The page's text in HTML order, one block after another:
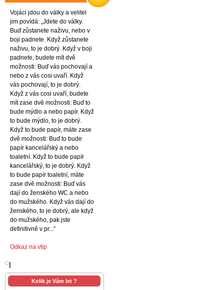
Vojáci jdou do války a velitel
jim povídá: „Jdete do války.
Buď zůstanete naživu, nebo v
boji padnete. Když zůstanete
naživu, to je dobrý. Když v boji
padnete, budete mít dvě
možnosti: Buď vás pochovají a
nebo z vás cosi uvaří. Když
vás pochovají, to je dobrý.
Když z vás cosi uvaří, budete
mít zase dvě možnosti: Buď to
bude mýdlo a nebo papír. Když
to bude mýdlo, to je dobrý.
Když to bude papír, máte zase
dvě možnosti: Buď to bude
papír kancelářský a nebo
toaletní. Když to bude papír
kancelářský, to je dobrý. Když
to bude papír toaletní, máte
zase dvě možnosti: Buď vás
dají do ženského WC a nebo
do mužského. Když vás dají do
ženského, to je dobrý, ale když
do mužského, pak jste
definitivně v pr...”
Odkaz na vtip
Kolik je Vám let ?